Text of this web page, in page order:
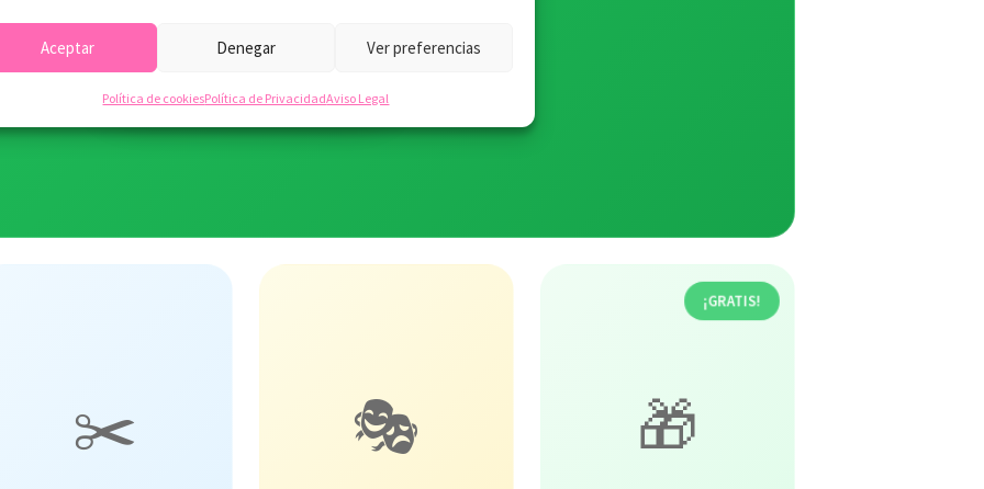
Aceptar Denegar Ver preferencias
Política de cookiesPolítica de PrivacidadAviso Legal
¡Quiero mi descuento!
✂️ 🎭
¡GRATIS!
🎁